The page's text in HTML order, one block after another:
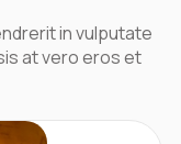
in vulputate
at vero eros et